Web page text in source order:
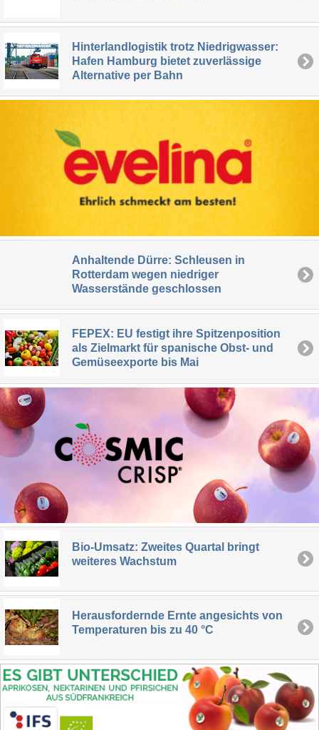
Hinterlandlogistik trotz Niedrigwasser:
Hafen Hamburg bietet zuverlässige
Alternative per Bahn
Anhaltende Dürre: Schleusen in
Rotterdam wegen niedriger
Wasserstände geschlossen
FEPEX: EU festigt ihre Spitzenposition
als Zielmarkt für spanische Obst- und
Gemüseexporte bis Mai
Bio-Umsatz: Zweites Quartal bringt
weiteres Wachstum
Herausfordernde Ernte angesichts von
Temperaturen bis zu 40 °C